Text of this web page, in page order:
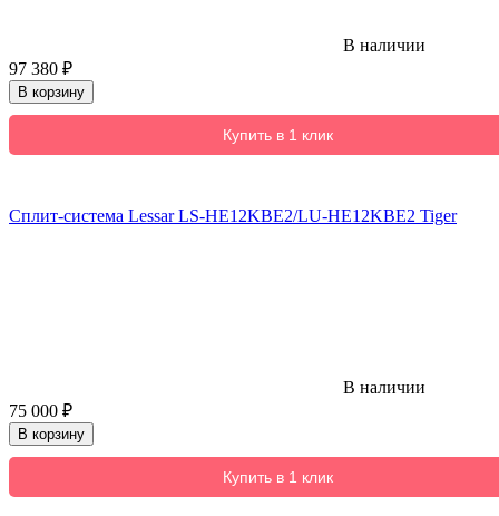
В наличии
97 380 ₽
В корзину
Купить в 1 клик
Сплит-система Lessar LS-HE12KBE2/LU-HE12KBE2 Tiger
В наличии
75 000 ₽
В корзину
Купить в 1 клик